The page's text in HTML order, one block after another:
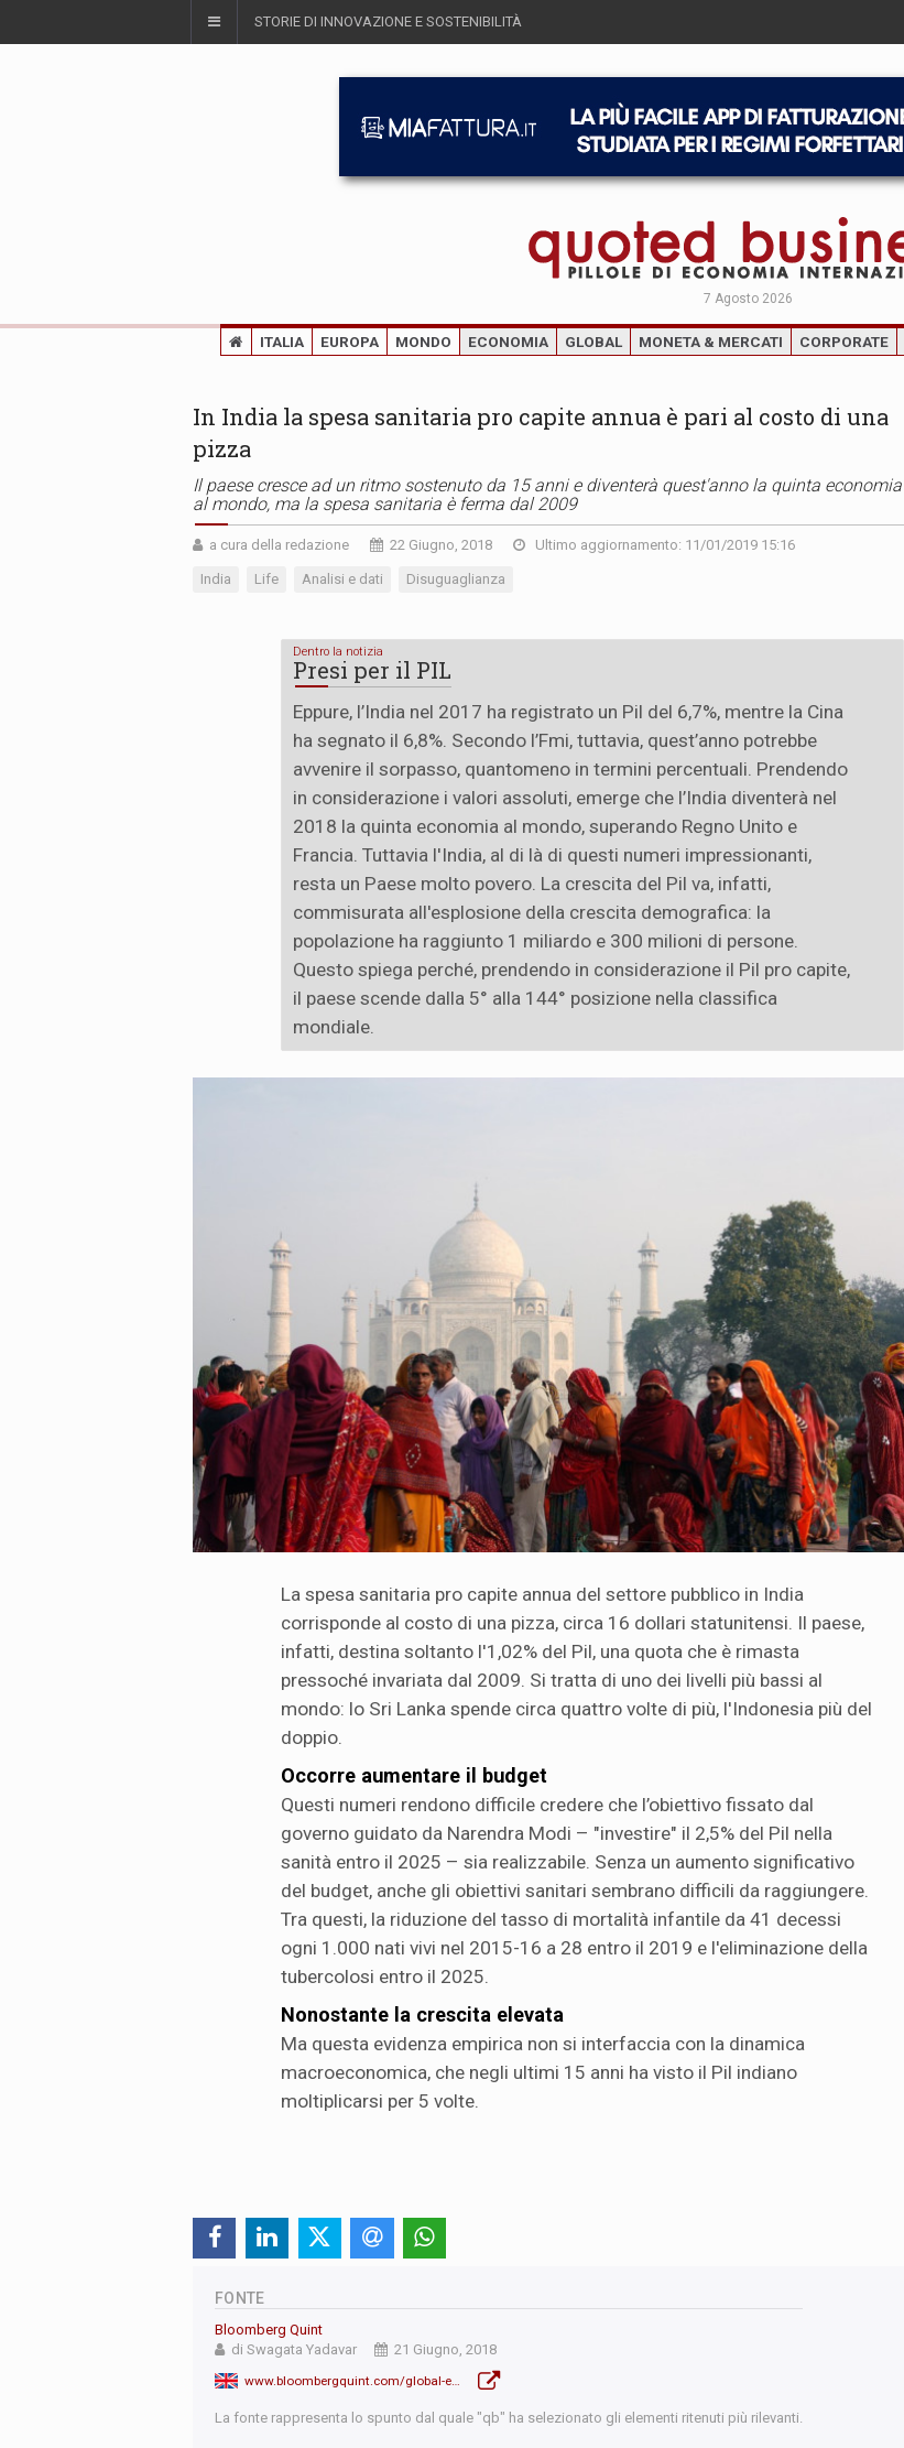
STORIE DI INNOVAZIONE E SOSTENIBILITÀ
7 Agosto 2026
ITALIA EUROPA MONDO ECONOMIA GLOBAL MONETA & MERCATI CORPORATE
In India la spesa sanitaria pro capite annua è pari al costo di una
pizza
Il paese cresce ad un ritmo sostenuto da 15 anni e diventerà quest'anno la quinta economia
al mondo, ma la spesa sanitaria è ferma dal 2009
a cura della redazione 22 Giugno, 2018 Ultimo aggiornamento: 11/01/2019 15:16
India Life Analisi e dati Disuguaglianza
Dentro la notizia
Presi per il PIL
Eppure, l’India nel 2017 ha registrato un Pil del 6,7%, mentre la Cina
ha segnato il 6,8%. Secondo l’Fmi, tuttavia, quest’anno potrebbe
avvenire il sorpasso, quantomeno in termini percentuali. Prendendo
in considerazione i valori assoluti, emerge che l’India diventerà nel
2018 la quinta economia al mondo, superando Regno Unito e
Francia. Tuttavia l'India, al di là di questi numeri impressionanti,
resta un Paese molto povero. La crescita del Pil va, infatti,
commisurata all'esplosione della crescita demografica: la
popolazione ha raggiunto 1 miliardo e 300 milioni di persone.
Questo spiega perché, prendendo in considerazione il Pil pro capite,
il paese scende dalla 5° alla 144° posizione nella classifica
mondiale.
La spesa sanitaria pro capite annua del settore pubblico in India
corrisponde al costo di una pizza, circa 16 dollari statunitensi. Il paese,
infatti, destina soltanto l'1,02% del Pil, una quota che è rimasta
pressoché invariata dal 2009. Si tratta di uno dei livelli più bassi al
mondo: lo Sri Lanka spende circa quattro volte di più, l'Indonesia più del
doppio.
Occorre aumentare il budget
Questi numeri rendono difficile credere che l’obiettivo fissato dal
governo guidato da Narendra Modi – "investire" il 2,5% del Pil nella
sanità entro il 2025 – sia realizzabile. Senza un aumento significativo
del budget, anche gli obiettivi sanitari sembrano difficili da raggiungere.
Tra questi, la riduzione del tasso di mortalità infantile da 41 decessi
ogni 1.000 nati vivi nel 2015-16 a 28 entro il 2019 e l'eliminazione della
tubercolosi entro il 2025.
Nonostante la crescita elevata
Ma questa evidenza empirica non si interfaccia con la dinamica
macroeconomica, che negli ultimi 15 anni ha visto il Pil indiano
moltiplicarsi per 5 volte.
FONTE
Bloomberg Quint
di Swagata Yadavar
21 Giugno, 2018
www.bloombergquint.com/global-economics/2018/06/21/rs-3-amount-india-spends-every-day-on-each-indians-health
La fonte rappresenta lo spunto dal quale "qb" ha selezionato gli elementi ritenuti più rilevanti.